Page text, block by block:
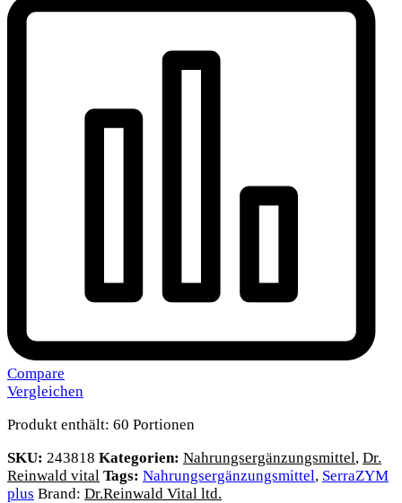
Compare
Vergleichen
Produkt enthält: 60 Portionen
SKU: 243818 Kategorien: Nahrungsergänzungsmittel, Dr.
Reinwald vital Tags: Nahrungsergänzungsmittel, SerraZYM
plus Brand: Dr.Reinwald Vital ltd.